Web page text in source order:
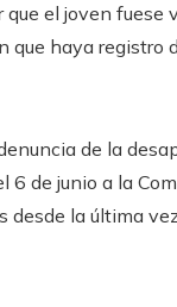
que el joven fuese
que haya registro
de la
6 de junio a la
desde la última